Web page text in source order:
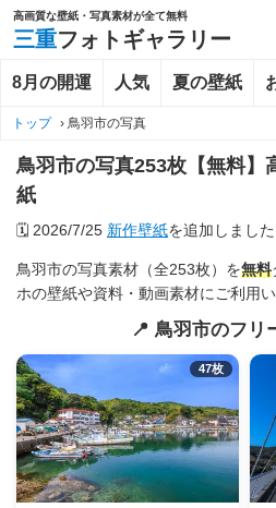
高画質な壁紙・写真素材が全て無料
三重フォトギャラリー
8月の開運 人気 夏の壁紙
トップ › 鳥羽市の写真
鳥羽市の写真253枚【無料】
紙
🗓️ 2026/7/25 新作壁紙を追加しました
鳥羽市の写真素材（全253枚）を無料
ホの壁紙や資料・動画素材にご利用い
📍 鳥羽市のフリ
47枚